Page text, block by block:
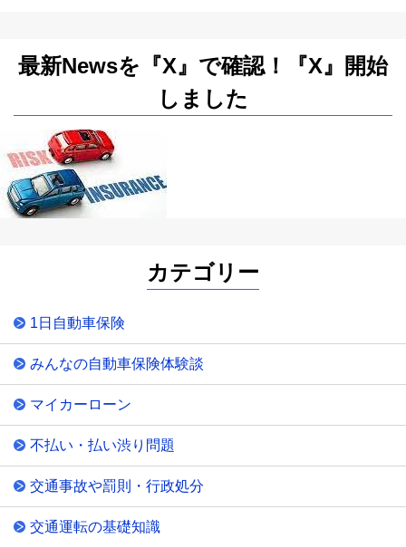
最新Newsを『X』で確認！『X』開始
しました
カテゴリー
1日自動車保険
みんなの自動車保険体験談
マイカーローン
不払い・払い渋り問題
交通事故や罰則・行政処分
交通運転の基礎知識